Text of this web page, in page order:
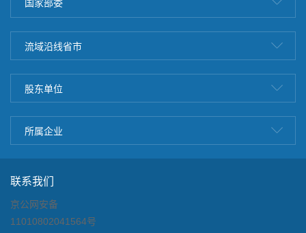
国家部委
流域沿线省市
股东单位
所属企业
联系我们
京公网安备
11010802041564号